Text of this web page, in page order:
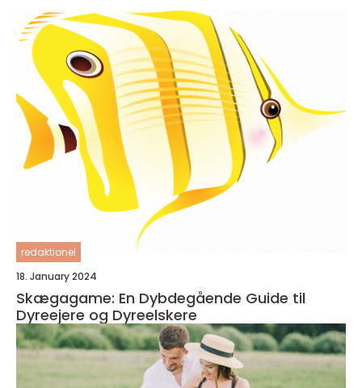
redaktionel
18. January 2024
Skægagame: En Dybdegående Guide til
Dyreejere og Dyreelskere